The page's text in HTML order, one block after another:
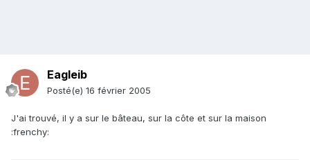
Eagleib
Posté(e) 16 février 2005
J'ai trouvé, il y a sur le bâteau, sur la côte et sur la maison
:frenchy: